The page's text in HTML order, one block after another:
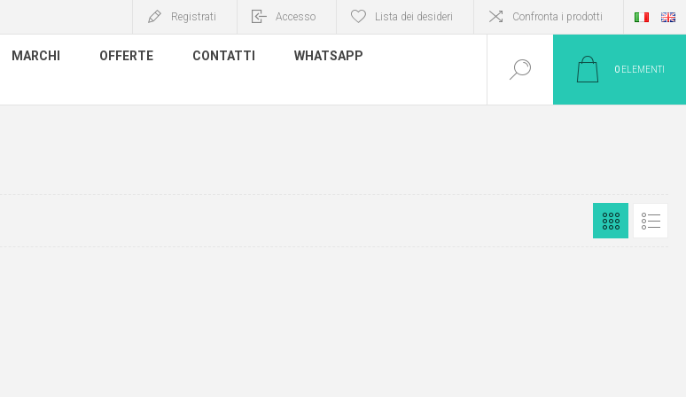
Registrati Accesso Lista dei desideri Confronta i prodotti
MARCHI OFFERTE CONTATTI
WHATSAPP
0 ELEMENTI